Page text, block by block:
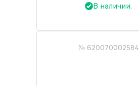
В наличии.
№ 620070002584